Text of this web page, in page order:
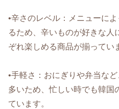
•辛さのレベル：メニューに
るため、辛いものが好きな人
ぞれ楽しめる商品が揃ってい
•手軽さ：おにぎりや弁当な
多いため、忙しい時でも韓国
ています。